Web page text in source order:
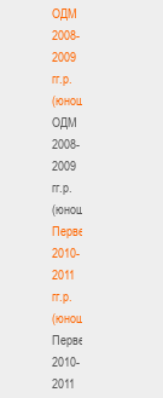
ОДМ
2008-
2009
гг.р.
(юноши)
ОДМ
2008-
2009
гг.р.
(юноши)
Первенство
2010-
2011
гг.р.
(юноши)
Первенство
2010-
2011